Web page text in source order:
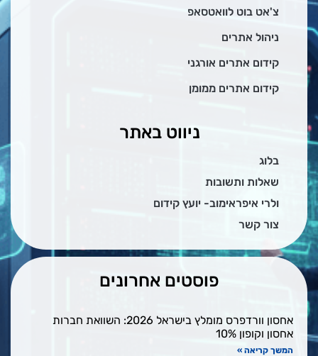
צ'אט בוט לוואטסאפ
ניהול אתרים
קידום אתרים אורגני
קידום אתרים ממומן
ניווט באתר
בלוג
שאלות ותשובות
ולרי איפראימוב- יועץ קידום
צור קשר
פוסטים אחרונים
אחסון וורדפרס מומלץ בישראל 2026: השוואת חברות
אחסון וקופון 10%
המשך קריאה »